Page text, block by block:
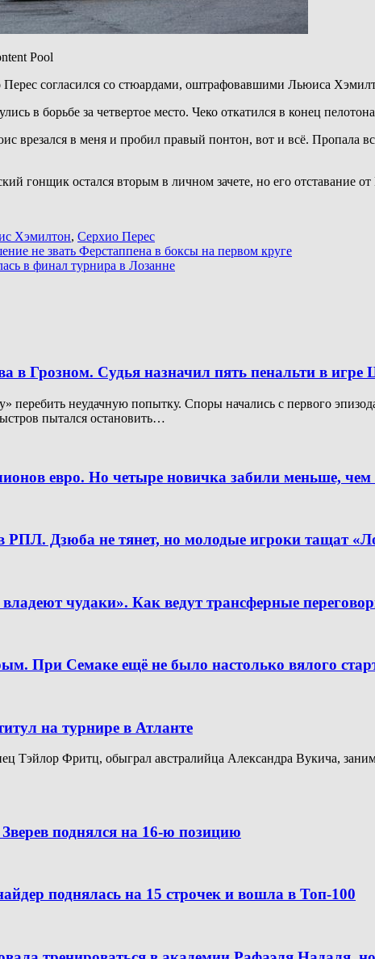
Pool
согласился со стюардами, оштрафовавшими Льюиса
в борьбе за четвертое место. Чеко откатился в конец
врезался в меня и пробил правый понтон, вот и всё. Пропала
гонщик остался вторым в личном зачете, но его отставание
Хэмилтон, Серхио Перес
не звать Ферстаппена в боксы на первом круге
в финал турнира в Лозанне
в Грозном. Судья назначил пять пенальти в
перебить неудачную попытку. Споры начались с первого
пытался остановить…
евро. Но четыре новичка забили меньше,
РПЛ. Дзюба не тянет, но молодые игроки тащат
чудаки». Как ведут трансферные
При Семаке ещё не было настолько вялого
на турнире в Атланте
Тэйлор Фритц, обыграл австралийца Александра Вукича,
поднялся на 16-ю позицию
поднялась на 15 строчек и вошла в Топ-100